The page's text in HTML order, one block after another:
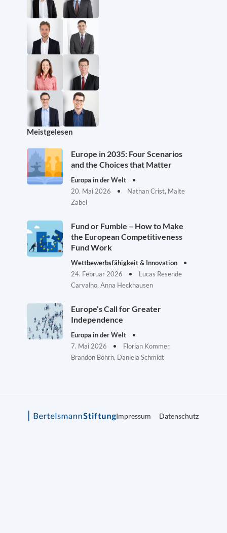
Meistgelesen
Europe in 2035: Four Scenarios
and the Choices that Matter
Europa in der Welt
20. Mai 2026
Nathan Crist, Malte
Zabel
Fund or Fumble – How to Make
the European Competitiveness
Fund Work
Wettbewerbsfähigkeit & Innovation
24. Februar 2026
Lucas Resende
Carvalho, Anna Heckhausen
Europe’s Call for Greater
Independence
Europa in der Welt
7. Mai 2026
Florian Kommer,
Brandon Bohrn, Daniela Schmidt
Impressum Datenschutz